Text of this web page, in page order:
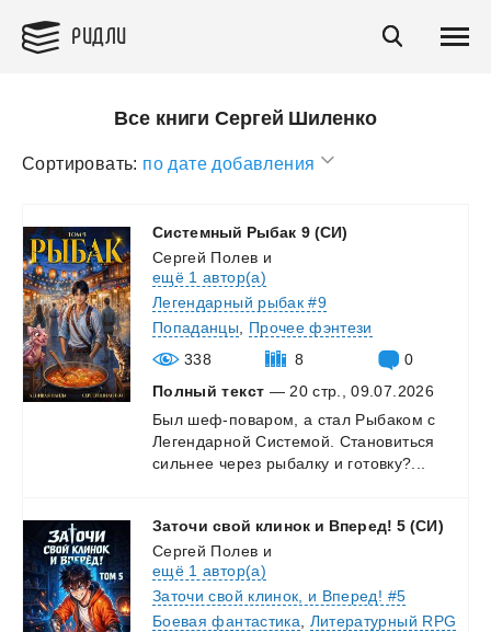
РИДЛИ
Все книги Сергей Шиленко
Сортировать: по дате добавления
Системный Рыбак 9 (СИ)
Сергей Полев и
ещё 1 автор(а)
Легендарный рыбак #9
Попаданцы
Прочее фэнтези
338
8
0
Полный текст — 20 стр., 09.07.2026
Был шеф-поваром, а стал Рыбаком с
Легендарной Системой.
Становиться
сильнее через рыбалку и готовку?...
Заточи свой клинок и Вперед! 5 (СИ)
Сергей Полев и
ещё 1 автор(а)
Заточи свой клинок, и Вперед! #5
Боевая фантастика
Литературный RPG